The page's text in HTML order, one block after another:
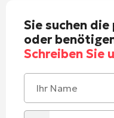
Sie suchen
oder
Schreiben Sie